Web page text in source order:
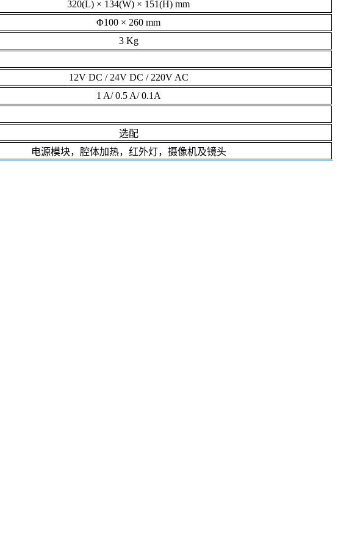
320(L) × 134(W) × 151(H) mm
Φ100 × 260 mm
3 Kg
12V DC / 24V DC / 220V AC
1 A/ 0.5 A/ 0.1A
选配
电源模块，腔体加热，红外灯，摄像机及镜头